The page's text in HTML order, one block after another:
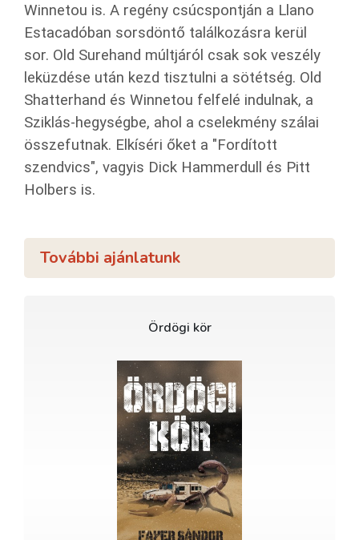
Winnetou is. A regény csúcspontján a Llano
Estacadóban sorsdöntő találkozásra kerül
sor. Old Surehand múltjáról csak sok veszély
leküzdése után kezd tisztulni a sötétség. Old
Shatterhand és Winnetou felfelé indulnak, a
Sziklás-hegységbe, ahol a cselekmény szálai
összefutnak. Elkíséri őket a "Fordított
szendvics", vagyis Dick Hammerdull és Pitt
Holbers is.
További ajánlatunk
Ördögi kör